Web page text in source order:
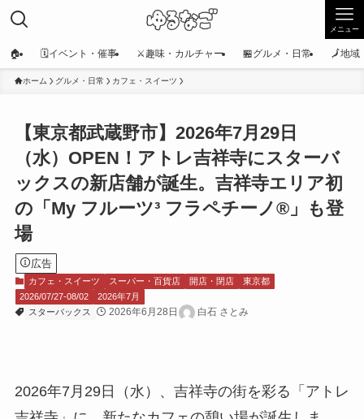
メニュー
🏠 🗓️イベント・催事 ⚔️趣味・カルチャー 🏪グルメ・日常 🗾地域
ホーム グルメ・日常 カフェ・スイーツ
【東京都武蔵野市】2026年7月29日
（水）OPEN！アトレ吉祥寺にスターバ
ックスの新店舗が誕生。吉祥寺エリア初
の「My フルーツ³ フラペチーノ®」も登
場
広告
カフェ・スイーツ スーパー・百貨店 開店・閉店
東京都
2026/07/27-08/02
2026年7月
スターバックス
2026年6月28日 白石 さとみ
2026年7月29日（水）、吉祥寺の街を彩る「アトレ